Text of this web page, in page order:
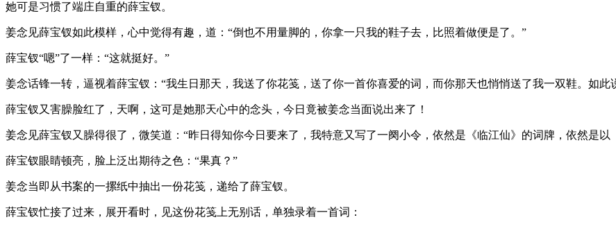
她可是习惯了端庄自重的薛宝钗。
姜念见薛宝钗如此模样，心中觉得有趣，道：“倒也不用量脚的，你拿一只我的鞋子去，比照着做便是了。”
薛宝钗“嗯”了一样：“这就挺好。”
姜念话锋一转，逼视着薛宝钗：“我生日那天，我送了你花笺，送了你一首你喜爱的词，而你那天也悄悄送了我一双鞋。如
薛宝钗又害臊脸红了，天啊，这可是她那天心中的念头，今日竟被姜念当面说出来了！
姜念见薛宝钗又臊得很了，微笑道：“昨日得知你今日要来了，我特意又写了一阕小令，依然是《临江仙》的词牌，依然是
薛宝钗眼睛顿亮，脸上泛出期待之色：“果真？”
姜念当即从书案的一摞纸中抽出一份花笺，递给了薛宝钗。
薛宝钗忙接了过来，展开看时，见这份花笺上无别话，单独录着一首词：